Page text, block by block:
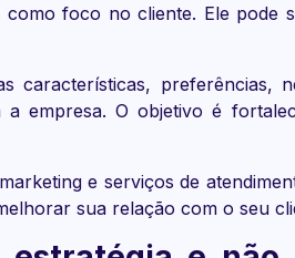
foco no cliente. Ele pode
características, preferências,
empresa. O objetivo é
e serviços de
sua relação com o seu